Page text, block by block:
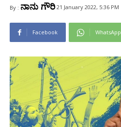
By : ನಾನು ಗೌರಿ 21 January 2022, 5:36 PM
Facebook WhatsApp